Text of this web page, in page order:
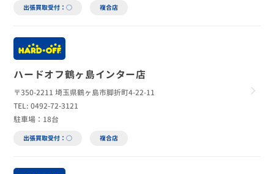
出張買取受付：○ 複合店
ハードオフ鶴ヶ島インター店
〒350-2211 埼玉県鶴ヶ島市脚折町4-22-11
TEL: 0492-72-3121
駐車場：18台
出張買取受付：○ 複合店